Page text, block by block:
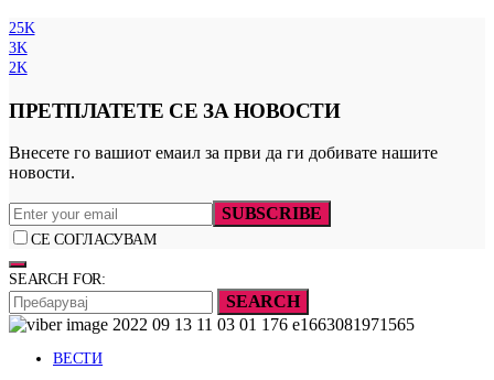
25K
3K
2K
ПРЕТПЛАТЕТЕ СЕ ЗА НОВОСТИ
Внесете го вашиот емаил за први да ги добивате нашите
новости.
SUBSCRIBE
СЕ СОГЛАСУВАМ
SEARCH FOR:
SEARCH
ВЕСТИ